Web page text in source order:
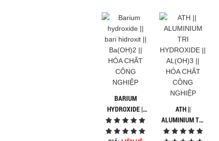
BARIUM
HYDROXIDE ||
BARI HIDROXIT
|| BA(OH)2 ||
ATH ||
ALUMINIUM TRI
HYDROXIDE ||